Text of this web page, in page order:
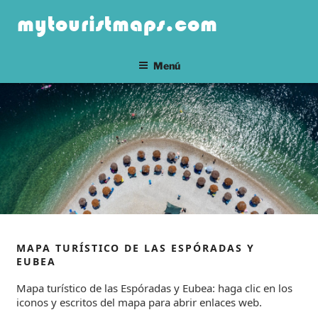
contenido
mytouristmaps.com
Menú
MAPA TURÍSTICO DE LAS ESPÓRADAS Y
EUBEA
Mapa turístico de las Espóradas y Eubea: haga clic en los
iconos y escritos del mapa para abrir enlaces web.